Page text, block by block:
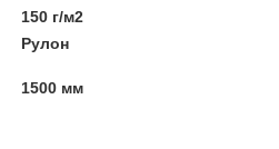
150 г/м2
Рулон
1500 мм